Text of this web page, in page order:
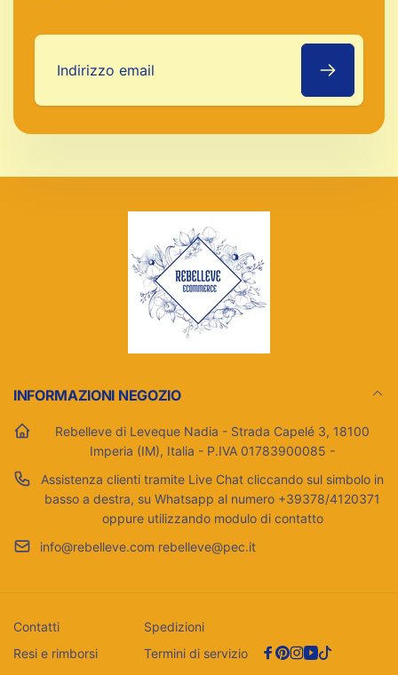
Indirizzo
INFORMAZIONI NEGOZIO
Rebelleve di Leveque Nadia - Strada Capelé 3, 18100
Imperia (IM), Italia - P.IVA 01783900085 -
Assistenza clienti tramite Live Chat cliccando sul simbolo in
basso a destra, su Whatsapp al numero +39378/4120371
oppure utilizzando modulo di contatto
info@rebelleve.com rebelleve@pec.it
Contatti
Spedizioni
Resi e rimborsi
Termini di servizio
Facebook
Pinterest
Instagram
YouTube
TikTok